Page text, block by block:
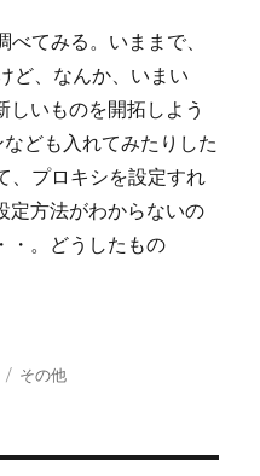
てみる。いままで、
ど、なんか、いまい
しいものを開拓しよう
ども入れてみたりした
プロキシを設定すれ
定方法がわからないの
・。どうしたもの
カ
その他